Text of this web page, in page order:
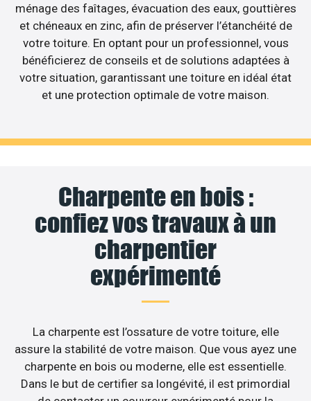
ménage des faîtages, évacuation des eaux, gouttières
et chéneaux en zinc, afin de préserver l’étanchéité de
votre toiture. En optant pour un professionnel, vous
bénéficierez de conseils et de solutions adaptées à
votre situation, garantissant une toiture en idéal état
et une protection optimale de votre maison.
Charpente en bois :
confiez vos travaux à un
charpentier
expérimenté
La charpente est l’ossature de votre toiture, elle
assure la stabilité de votre maison. Que vous ayez une
charpente en bois ou moderne, elle est essentielle.
Dans le but de certifier sa longévité, il est primordial